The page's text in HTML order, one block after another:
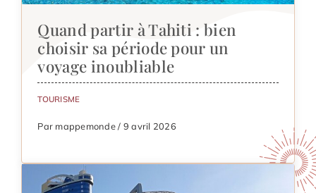
Quand partir à Tahiti : bien
choisir sa période pour un
voyage inoubliable
TOURISME
Par mappemonde / 9 avril 2026